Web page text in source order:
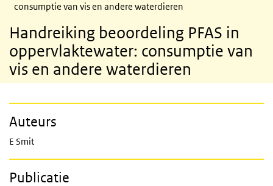
consumptie van vis en andere waterdieren
Handreiking beoordeling PFAS in
oppervlaktewater: consumptie van
vis en andere waterdieren
Auteurs
E Smit
Publicatie